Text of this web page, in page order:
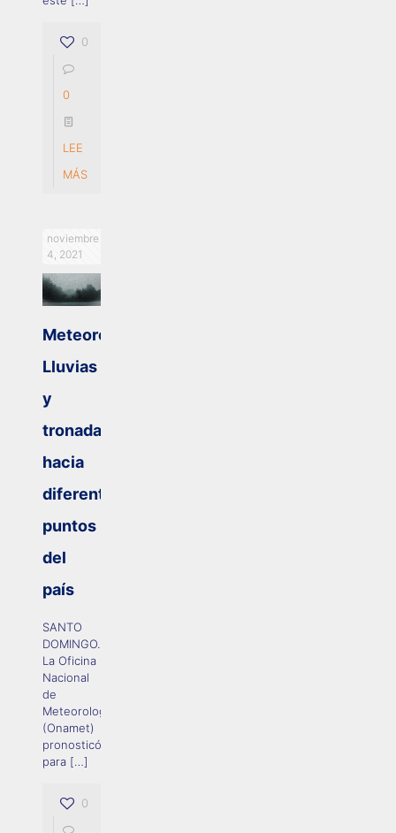
0
0
LEE
MÁS
noviembre
4, 2021
Meteorología:
Lluvias
y
tronadas
hacia
diferentes
puntos
del
país
SANTO
DOMINGO.-
La Oficina
Nacional
de
Meteorología
(Onamet)
pronosticó
para […]
0